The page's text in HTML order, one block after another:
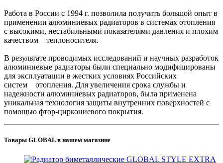
Работа в России с 1994 г. позволила получить большой опыт в
применении алюминиевых радиаторов в системах отопления
с высокими, нестабильными показателями давления и плохим
качеством теплоносителя.
В результате проводимых исследований и научных разработок
алюминиевые радиаторы были специально модифицированы
для эксплуатации в жестких условиях Российских
систем отопления. Для увеличения срока службы и
надежности алюминиевых радиаторов, была применена
уникальная технология защиты внутренних поверхностей с
помощью фтор-циркониевого покрытия.
Товары GLOBAL в нашем магазине